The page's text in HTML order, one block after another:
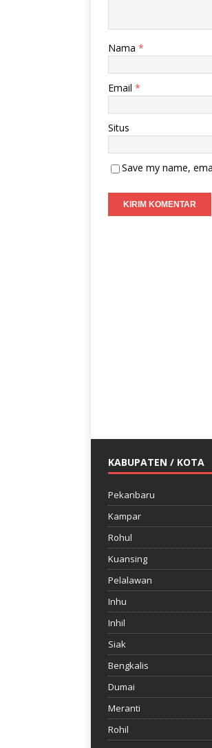
Nama *
Email *
Situs
Save my name,
KABUPATEN / KOTA
Pekanbaru
Kampar
Rohul
Kuansing
Pelalawan
Inhu
Inhil
Siak
Bengkalis
Dumai
Meranti
Rohil